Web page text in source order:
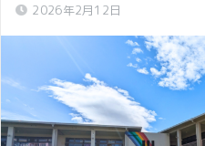
2026年2月12日